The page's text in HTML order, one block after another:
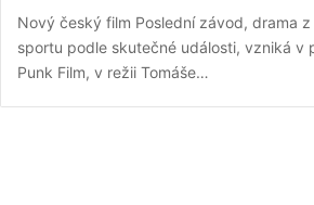
Nový český film Poslední závod, drama
sportu podle skutečné události, vzniká v
Punk Film, v režii Tomáše…